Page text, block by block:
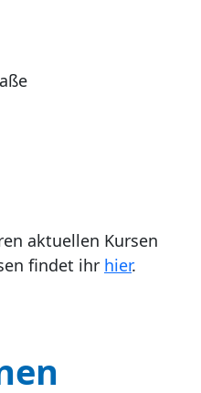
aktuellen Kursen
findet ihr hier.